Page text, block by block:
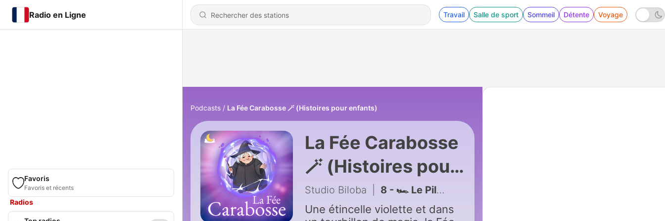
Radio en Ligne Travail Salle de sport Sommeil Détente Voyage
Favoris
Favoris et récents
Radios
Podcasts La Fée Carabosse 🪄 (Histoires pour enfants)
La Fée Carabosse
🪄 (Histoires pour
enfants)
Studio Biloba 8 - 🏎️ Le Pilote qui voulait gagner tout seul
Une étincelle violette et dans